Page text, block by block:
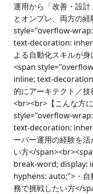
運用から「改善・設
とオンプレ、両方の
style="overflow-
text-decoration:
よる自動化スキルが
<span
inline; text-
的にアーキテクト／
<br><br>【こんな方
style="overflow-
text-decoration:
ーバー運用の経験を
い方</
break-word; display:
hyphens: auto;">・自
務で挑戦したい方</